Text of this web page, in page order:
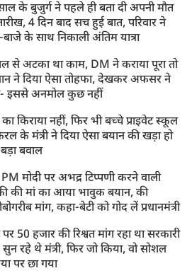
के बुजुर्ग ने पहले ही बता दी अपनी मौत
4 दिन बाद सच हुई बात, परिवार ने
के साथ निकाली अंतिम यात्रा
से अटका था काम, DM ने कराया पूरा तो
ने दिया ऐसा तोहफा, देखकर अफसर ने
इससे अनमोल कुछ नहीं
किराया नहीं, फिर भी बच्चे प्राइवेट स्कूल
के मंत्री ने दिया ऐसा बयान की खड़ा हो
बवाल
PM मोदी पर अभद्र टिप्पणी करने वाली
की मां का आया भावुक बयान, की
मांग, कहा-बेटी को गोद लें प्रधानमंत्री
50 हजार की रिश्वत मांग रहा था सरकारी
सुन रहे थे मंत्री, फिर जो किया, वो सोशल
पर छा गया